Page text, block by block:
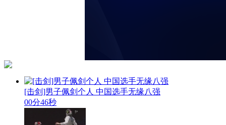
[击剑]男子佩剑个人 中国选手无缘八强
00分46秒